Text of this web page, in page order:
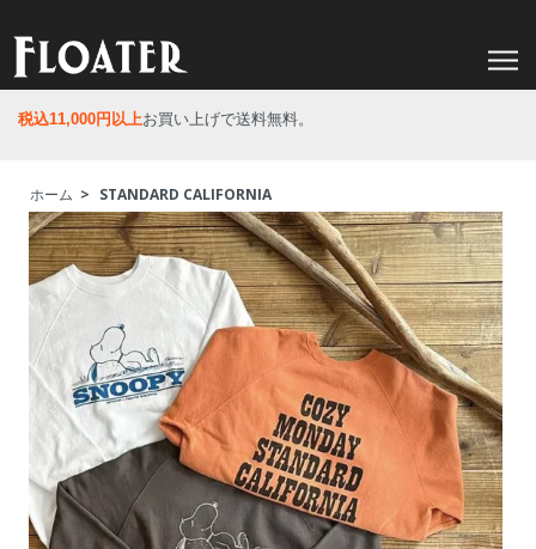
税込11,000円以上お買い上げで送料無料。
ホーム > STANDARD CALIFORNIA